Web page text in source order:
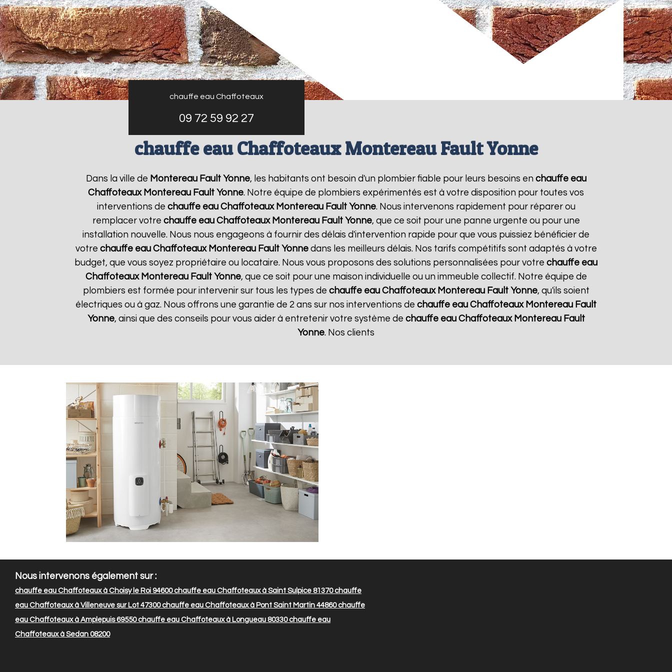
chauffe eau Chaffoteaux
09 72 59 92 27
chauffe eau Chaffoteaux Montereau Fault Yonne
Dans la ville de Montereau Fault Yonne, les habitants ont besoin d'un plombier fiable pour leurs besoins en chauffe eau
Chaffoteaux Montereau Fault Yonne. Notre équipe de plombiers expérimentés est à votre disposition pour toutes vos
interventions de chauffe eau Chaffoteaux Montereau Fault Yonne. Nous intervenons rapidement pour réparer ou
remplacer votre chauffe eau Chaffoteaux Montereau Fault Yonne, que ce soit pour une panne urgente ou pour une
installation nouvelle. Nous nous engageons à fournir des délais d'intervention rapide pour que vous puissiez bénéficier de
votre chauffe eau Chaffoteaux Montereau Fault Yonnedans les meilleurs délais. Nos tarifs compétitifs sont adaptés à votre
budget, que vous soyez propriétaire ou locataire. Nous vous proposons des solutions personnalisées pour votre chauffe eau
Chaffoteaux Montereau Fault Yonne, que ce soit pour une maison individuelle ou un immeuble collectif. Notre équipe de
plombiers est formée pour intervenir sur tous les types de chauffe eau Chaffoteaux Montereau Fault Yonne, qu'ils soient
électriques ou à gaz. Nous offrons une garantie de 2 ans sur nos interventions de chauffe eau Chaffoteaux Montereau Fault
Yonne, ainsi que des conseils pour vous aider à entretenir votre système de chauffe eau Chaffoteaux Montereau Fault
Yonne. Nos clients
Nous intervenons également sur :
chauffe eau Chaffoteaux à Choisy le Roi 94600chauffe eau Chaffoteaux à Saint Sulpice 81370chauffe
eau Chaffoteaux à Villeneuve sur Lot 47300chauffe eau Chaffoteaux à Pont Saint Martin 44860chauffe
eau Chaffoteaux à Amplepuis 69550chauffe eau Chaffoteaux à Longueau 80330chauffe eau
Chaffoteaux à Sedan 08200